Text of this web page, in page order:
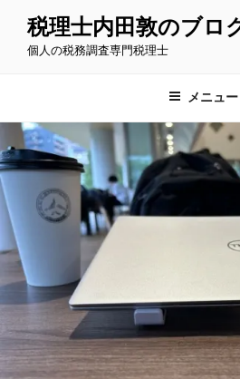
キ
ッ
プ
税理士内田敦のブロ
個人の税務調査専門税理士
メニュー